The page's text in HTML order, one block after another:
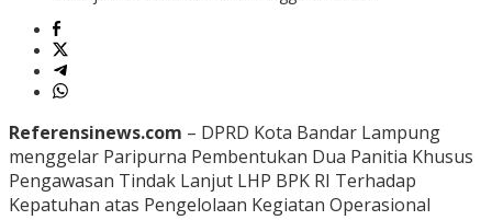
Referensinews.com – DPRD Kota Bandar Lampung
menggelar Paripurna Pembentukan Dua Panitia Khusus
Pengawasan Tindak Lanjut LHP BPK RI Terhadap
Kepatuhan atas Pengelolaan Kegiatan Operasional